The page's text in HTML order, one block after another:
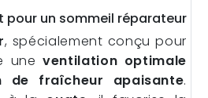
pour un sommeil réparateur
, spécialement conçu pour
uneventilation optimale
de fraîcheur apaisante.